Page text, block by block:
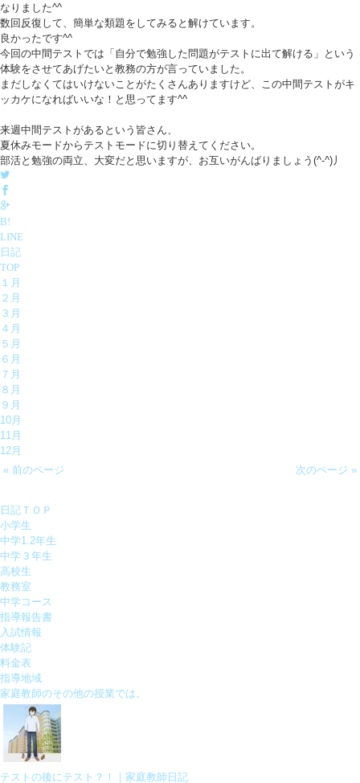
なりました^^
数回反復して、簡単な類題をしてみると解けています。
良かったです^^
今回の中間テストでは「自分で勉強した問題がテストに出て解ける」という
体験をさせてあげたいと教務の方が言っていました。
まだしなくてはいけないことがたくさんありますけど、この中間テストがキ
ッカケになればいいな！と思ってます^^
来週中間テストがあるという皆さん、
夏休みモードからテストモードに切り替えてください。
部活と勉強の両立、大変だと思いますが、お互いがんばりましょう(^-^)丿
B!
LINE
日記
TOP
１月
２月
３月
４月
５月
６月
７月
８月
９月
10月
11月
12月
« 前のページ
次のページ »
日記ＴＯＰ
小学生
中学1.2年生
中学３年生
高校生
教務室
中学コース
指導報告書
入試情報
体験記
料金表
指導地域
家庭教師のその他の授業では。
テストの後にテスト？！｜家庭教師日記